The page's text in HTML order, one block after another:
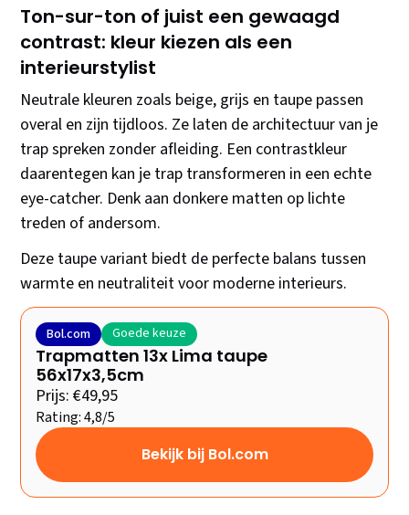
Ton-sur-ton of juist een gewaagd
contrast: kleur kiezen als een
interieurstylist
Neutrale kleuren zoals beige, grijs en taupe passen
overal en zijn tijdloos. Ze laten de architectuur van je
trap spreken zonder afleiding. Een contrastkleur
daarentegen kan je trap transformeren in een echte
eye-catcher. Denk aan donkere matten op lichte
treden of andersom.
Deze taupe variant biedt de perfecte balans tussen
warmte en neutraliteit voor moderne interieurs.
Bol.com Goede keuze
Trapmatten 13x Lima taupe
56x17x3,5cm
Prijs: €49,95
Rating: 4,8/5
Bekijk bij Bol.com